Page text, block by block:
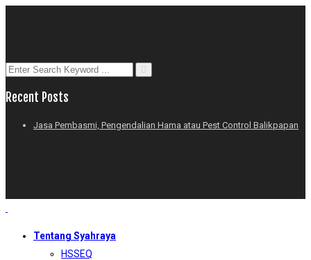
Recent Posts
Jasa Pembasmi, Pengendalian Hama atau Pest Control Balikpapan
Tentang Syahraya
HSSEQ